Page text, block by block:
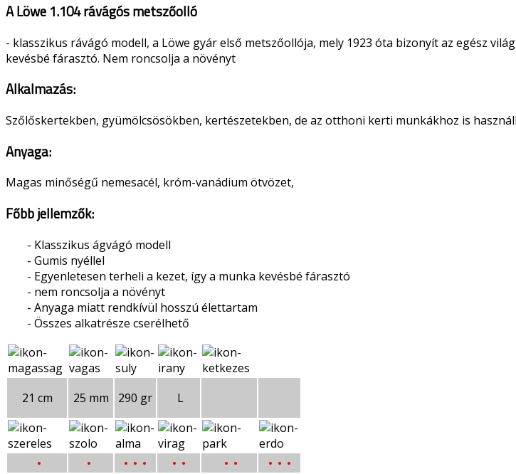
A Löwe 1.104 rávágós metszőolló
- klasszikus rávágó modell, a Löwe gyár első metszőollója, mely 1923 óta bizonyít az egész
kevésbé fárasztó. Nem roncsolja a növényt
Alkalmazás:
Szőlőskertekben, gyümölcsösökben, kertészetekben, de az otthoni kerti munkákhoz is
Anyaga:
Magas minőségű nemesacél, króm-vanádium ötvözet,
Főbb jellemzők:
- Klasszikus ágvágó modell
- Gumis nyéllel
- Egyenletesen terheli a kezet, így a munka kevésbé fárasztó
- nem roncsolja a növényt
- Anyaga miatt rendkívül hosszú élettartam
- Összes alkatrésze cserélhető
21 cm 25 mm 290 gr L
• • • • • • • • • • • •